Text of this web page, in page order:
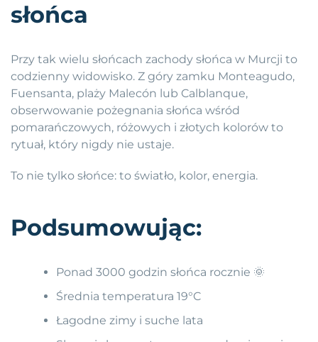
słońca
Przy tak wielu słońcach zachody słońca w Murcji to
codzienny widowisko. Z góry zamku Monteagudo,
Fuensanta, plaży Malecón lub Calblanque,
obserwowanie pożegnania słońca wśród
pomarańczowych, różowych i złotych kolorów to
rytuał, który nigdy nie ustaje.
To nie tylko słońce: to światło, kolor, energia.
Podsumowując:
Ponad 3000 godzin słońca rocznie 🌞
Średnia temperatura 19°C
Łagodne zimy i suche lata